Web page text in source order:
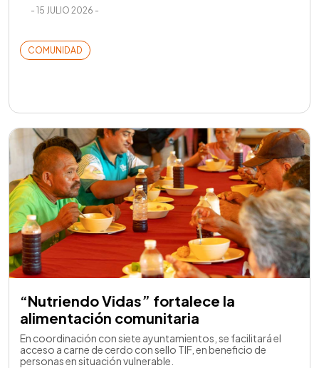
- 15 JULIO 2026 -
COMUNIDAD
“Nutriendo Vidas” fortalece la
alimentación comunitaria
En coordinación con siete ayuntamientos, se facilitará el
acceso a carne de cerdo con sello TIF, en beneficio de
personas en situación vulnerable.